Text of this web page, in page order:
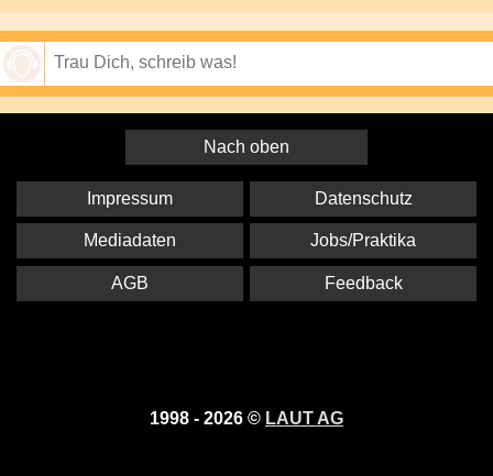
Nach oben
1998 - 2026 © LAUT AG
Impressum Datenschutz
Mediadaten Jobs/Praktika
AGB Feedback